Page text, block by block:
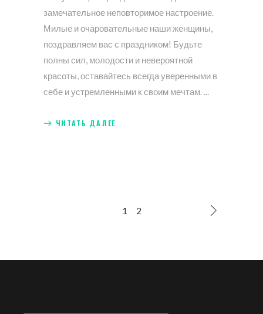
замечательное неповторимое настроение.
Милые и очаровательные наши женщины,
поздравляем вас с праздником! Будьте
полны сил, молодости и невероятной
красоты, оставайтесь всегда уверенными в
себе и устремленными к своим мечтам.
ЧИТАТЬ ДАЛЕЕ
1 2